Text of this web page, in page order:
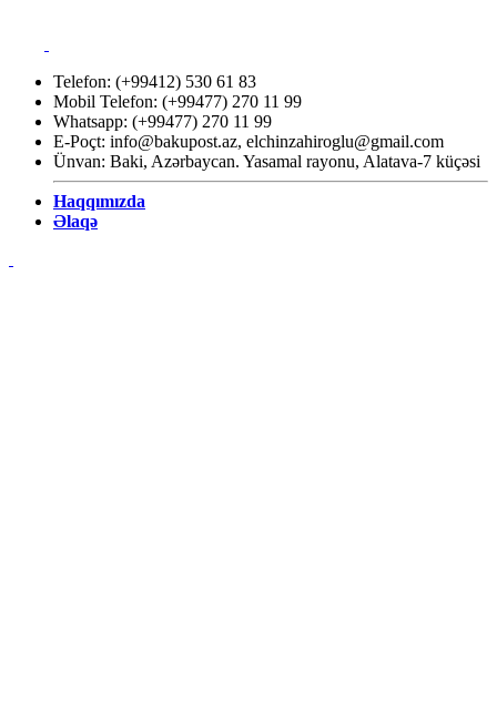
Telefon: (+99412) 530 61 83
Mobil Telefon: (+99477) 270 11 99
Whatsapp: (+99477) 270 11 99
E-Poçt: info@bakupost.az, elchinzahiroglu@gmail.com
Ünvan: Baki, Azərbaycan. Yasamal rayonu, Alatava-7 küçəsi
Haqqımızda
Əlaqə